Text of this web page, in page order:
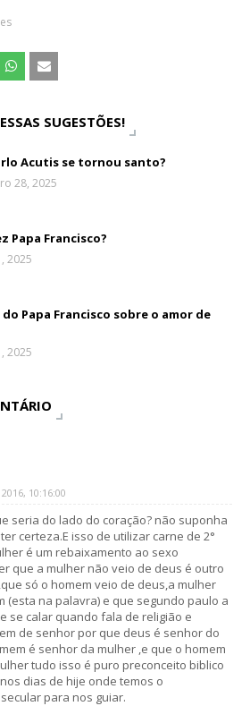
SUGESTÕES!
Acutis se tornou santo?
28, 2025
Papa Francisco?
2025
do Papa Francisco sobre o amor de
2025
10:16:00
seria do lado do coração? não suponha
certeza.E isso de utilizar carne de 2°
é um rebaixamento ao sexo
que a mulher não veio de deus é outro
só o homem veio de deus,a mulher
(esta na palavra) e que segundo paulo a
se calar quando fala de religião e
de senhor por que deus é senhor do
é senhor da mulher ,e que o homem
tudo isso é puro preconceito biblico
dias de hije onde temos o
para nos guiar.